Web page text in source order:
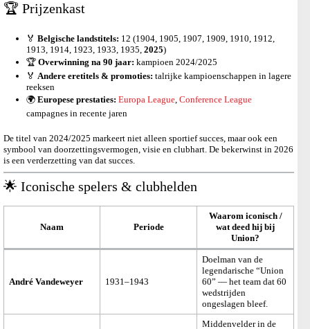
🏆 Prijzenkast
🏅 Belgische landstitels: 12 (1904, 1905, 1907, 1909, 1910, 1912,
1913, 1914, 1923, 1933, 1935, 2025)
🏆 Overwinning na 90 jaar: kampioen 2024/2025
🏅 Andere eretitels & promoties: talrijke kampioenschappen in lagere
reeksen
🌍 Europese prestaties: Europa League, Conference League
campagnes in recente jaren
De titel van 2024/2025 markeert niet alleen sportief succes, maar ook een
symbool van doorzettingsvermogen, visie en clubhart. De bekerwinst in 2026
is een verderzetting van dat succes.
🌟 Iconische spelers & clubhelden
Naam Periode
Waarom iconisch /
wat deed hij bij
Union?
André Vandeweyer 1931–1943
Doelman van de
legendarische “Union
60” — het team dat 60
wedstrijden
ongeslagen bleef.
Middenvelder in de